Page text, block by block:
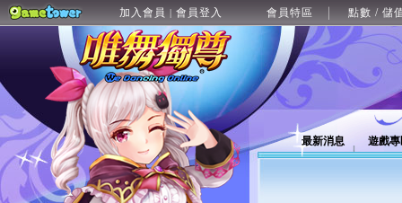
加入會員 | 會員登入 會員特區 點數 / 儲
最新消息 遊戲